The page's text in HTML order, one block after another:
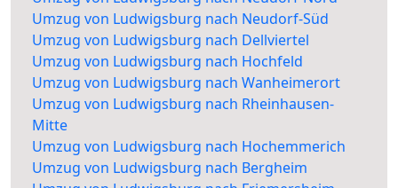
Umzug von Ludwigsburg nach Neudorf-Süd
Umzug von Ludwigsburg nach Dellviertel
Umzug von Ludwigsburg nach Hochfeld
Umzug von Ludwigsburg nach Wanheimerort
Umzug von Ludwigsburg nach Rheinhausen-
Mitte
Umzug von Ludwigsburg nach Hochemmerich
Umzug von Ludwigsburg nach Bergheim